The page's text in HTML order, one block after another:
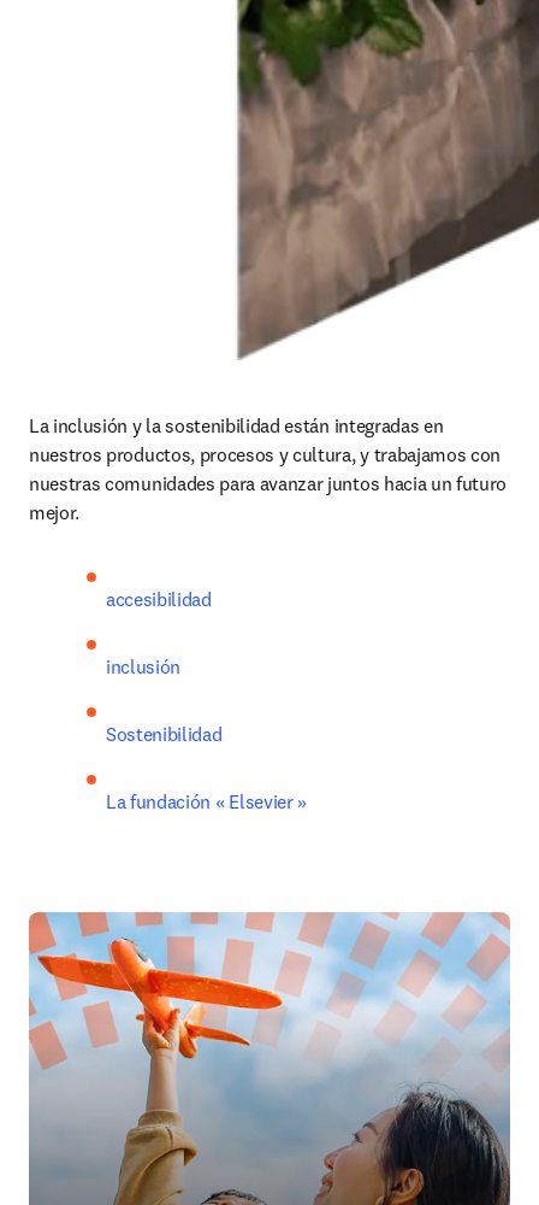
La inclusión y la sostenibilidad están integradas en
nuestros productos, procesos y cultura, y trabajamos con
nuestras comunidades para avanzar juntos hacia un futuro
mejor.
accesibilidad
inclusión
Sostenibilidad
La fundación « Elsevier »